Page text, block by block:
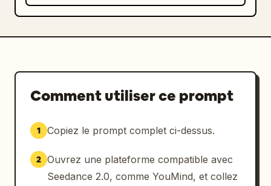
Comment utiliser ce prompt
1 Copiez le prompt complet ci-dessus.
2 Ouvrez une plateforme compatible avec
Seedance 2.0, comme YouMind, et collez